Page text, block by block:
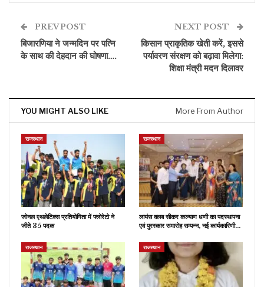
PREV POST
बिजारणिया ने जन्मदिन पर पत्नि
के साथ की देहदान की घोषणा….
NEXT POST
किसान प्राकृतिक खेती करें, इससे
पर्यावरण संरक्षण को बढ़ावा मिलेगा:
शिक्षा मंत्री मदन दिलावर
YOU MIGHT ALSO LIKE More From Author
राजस्थान
जोनल एथलेटिक्स प्रतियोगिता में फ्लोरेटो ने
जीते 35 पदक
राजस्थान
लायंस क्लब सीकर कल्याण धणी का पदस्थापना
एवं पुरस्कार समारोह सम्पन्न, नई कार्यकारिणी…
राजस्थान राजस्थान